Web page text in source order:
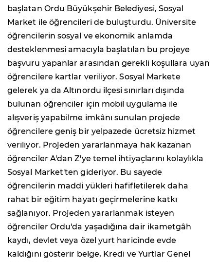
başlatan Ordu Büyükşehir Belediyesi, Sosyal
Market ile öğrencileri de buluşturdu. Üniversite
öğrencilerin sosyal ve ekonomik anlamda
desteklenmesi amacıyla başlatılan bu projeye
başvuru yapanlar arasından gerekli koşullara uyan
öğrencilere kartlar veriliyor. Sosyal Markete
gelerek ya da Altınordu ilçesi sınırları dışında
bulunan öğrenciler için mobil uygulama ile
alışveriş yapabilme imkânı sunulan projede
öğrencilere geniş bir yelpazede ücretsiz hizmet
veriliyor. Projeden yararlanmaya hak kazanan
öğrenciler A'dan Z'ye temel ihtiyaçlarını kolaylıkla
Sosyal Market'ten gideriyor. Bu sayede
öğrencilerin maddi yükleri hafifletilerek daha
rahat bir eğitim hayatı geçirmelerine katkı
sağlanıyor. Projeden yararlanmak isteyen
öğrenciler Ordu'da yaşadığına dair ikametgâh
kaydı, devlet veya özel yurt haricinde evde
kaldığını gösterir belge, Kredi ve Yurtlar Genel